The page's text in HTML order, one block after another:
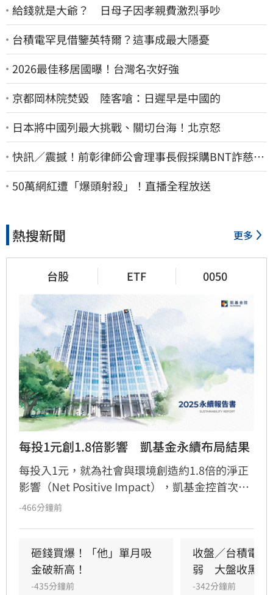
給錢就是大爺？ 日母子因孝親費激烈爭吵
台積電罕見借鑒英特爾？這事成最大隱憂
2026最佳移居國曝！台灣名次好強
京都岡林院焚毀 陸客嗆：日遲早是中國的
日本將中國列最大挑戰、關切台海！北京怒
快訊／震撼！前彰律師公會理事長假採購BNT詐慈濟
10億、洗錢囤232kg黃金
50萬網紅遭「爆頭射殺」！直播全程放送
熱搜新聞 更多
台股 ETF 0050
每投1元創1.8倍影響　凱基金永續布局結果
每投入1元，就為社會與環境創造約1.8倍的淨正
影響（Net Positive Impact），凱基金控首次應
用影響力評價（IMV）管理機制，透過聚焦「產
出約3.75兆元的淨正影響，將「錢流向哪裡、世
界就往哪裡改變」的理念，變成可驗證的成果。
-466分鐘前
砸錢買爆！「他」單月吸
金破新高！
-435分鐘前
收盤／台積電
弱　大盤收黑
-342分鐘前